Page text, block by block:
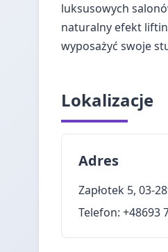
luksusowych
naturalny efekt
wyposażyć swoje
Lokalizacje
Adres
Zapłotek 5, 03-
Telefon: +48693